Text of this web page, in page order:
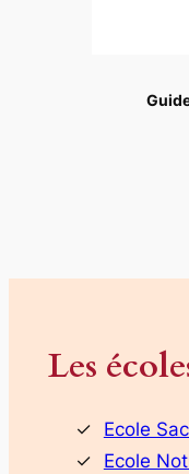
Les
Ecole
Ecole